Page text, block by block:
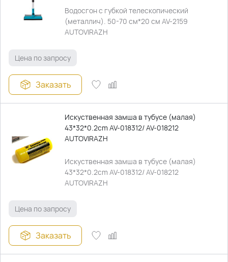
Водосгон с губкой телескопический
(металлич). 50-70 см*20 см AV-2159
AUTOVIRAZH
Цена по запросу
Заказать
Искуственная замша в тубусе (малая)
43*32*0.2cm AV-018312/ AV-018212
AUTOVIRAZH
Искуственная замша в тубусе (малая)
43*32*0.2cm AV-018312/ AV-018212
AUTOVIRAZH
Цена по запросу
Заказать